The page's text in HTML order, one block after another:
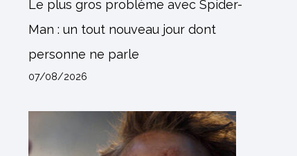
Le plus gros problème avec Spider-
Man : un tout nouveau jour dont
personne ne parle
07/08/2026